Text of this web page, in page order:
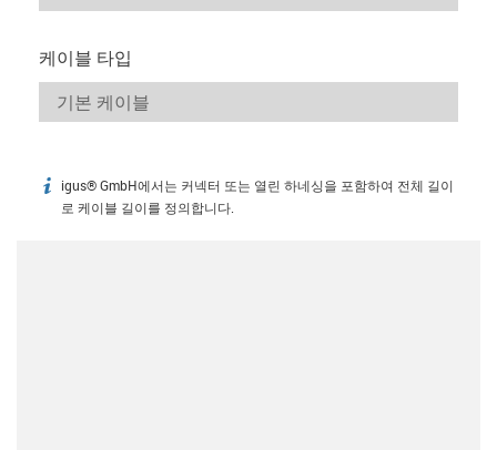
케이블 타입
igus-icon-info
igus® GmbH에서는 커넥터 또는 열린 하네싱을 포함하여 전체 길이
로 케이블 길이를 정의합니다.